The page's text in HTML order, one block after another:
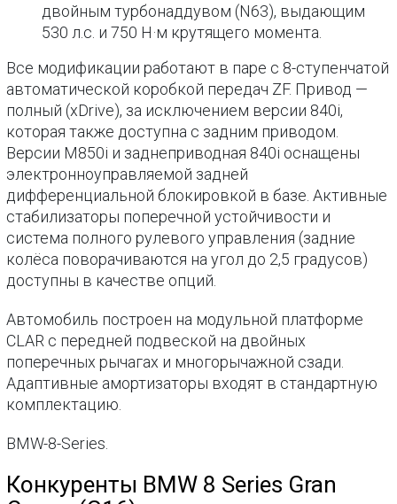
двойным турбонаддувом (N63), выдающим
530 л.с. и 750 Н·м крутящего момента.
Все модификации работают в паре с 8-ступенчатой
автоматической коробкой передач ZF. Привод —
полный (xDrive), за исключением версии 840i,
которая также доступна с задним приводом.
Версии M850i и заднеприводная 840i оснащены
электронноуправляемой задней
дифференциальной блокировкой в базе. Активные
стабилизаторы поперечной устойчивости и
система полного рулевого управления (задние
колёса поворачиваются на угол до 2,5 градусов)
доступны в качестве опций.
Автомобиль построен на модульной платформе
CLAR с передней подвеской на двойных
поперечных рычагах и многорычажной сзади.
Адаптивные амортизаторы входят в стандартную
комплектацию.
BMW-8-Series.
Конкуренты BMW 8 Series Gran